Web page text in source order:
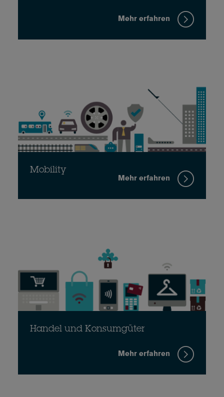
Mehr erfahren
Mobility
Mehr erfahren
Handel und Konsumgüter
Mehr erfahren